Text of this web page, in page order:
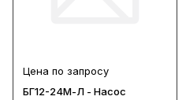
Цена по запросу
БГ12-24М-Л - Насос